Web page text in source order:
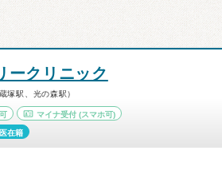
ークリニック
塚駅、光の森駅）
マイナ受付 (スマホ可)
在籍